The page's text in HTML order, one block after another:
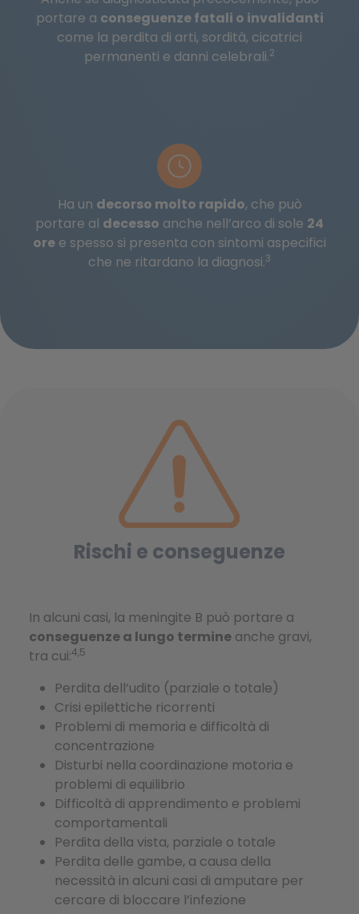
portare a conseguenze fatali o invalidanti
come la perdita di arti, sordità, cicatrici
permanenti e danni celebrali.2
Ha un decorso molto rapido, che può
portare al decesso anche nell’arco di sole 24
ore e spesso si presenta con sintomi aspecifici
che ne ritardano la diagnosi.3
Rischi e conseguenze
In alcuni casi, la meningite B può portare a
conseguenze a lungo termine anche gravi,
tra cui:4,5
Perdita dell’udito (parziale o totale)
Crisi epilettiche ricorrenti
Problemi di memoria e difficoltà di
concentrazione
Disturbi nella coordinazione motoria e
problemi di equilibrio
Difficoltà di apprendimento e problemi
comportamentali
Perdita della vista, parziale o totale
Perdita delle gambe, a causa della
necessità in alcuni casi di amputare per
cercare di bloccare l’infezione